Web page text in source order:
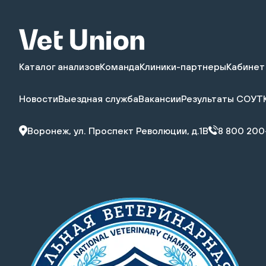
Каталог анализовКомандаКлиники-партнеры
НовостиВыездная службаВакансииРезультаты СОУТ
Воронеж, ул. Проспект Революции, д.1В 8 800